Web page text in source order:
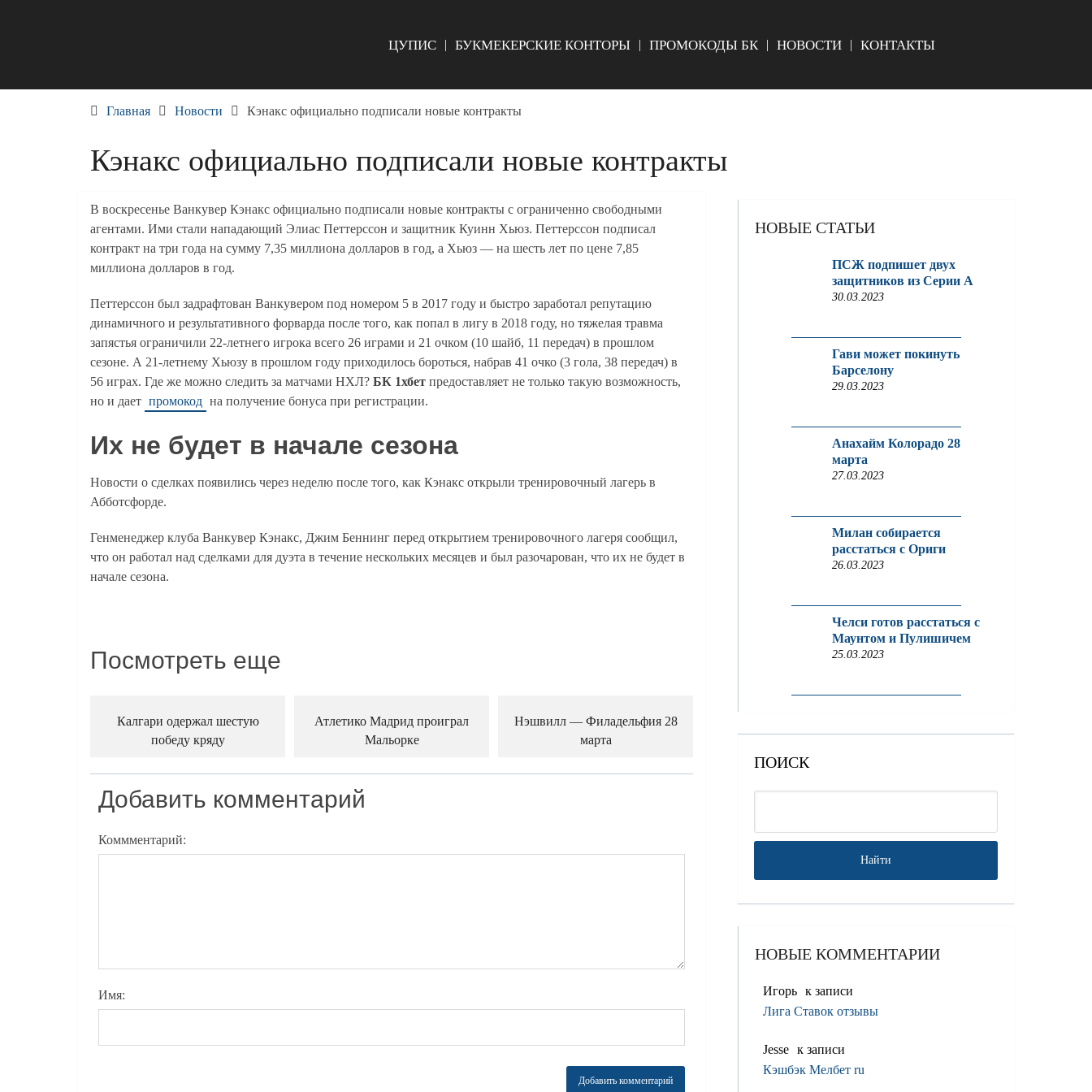
ЦУПИС БУКМЕКЕРСКИЕ КОНТОРЫ ПРОМОКОДЫ БК НОВОСТИ КОНТАКТЫ
Главная Новости Кэнакс официально подписали новые контракты
Кэнакс официально подписали новые контракты
В воскресенье Ванкувер Кэнакс официально подписали новые контракты с ограниченно свободными
агентами. Ими стали нападающий Элиас Петтерссон и защитник Куинн Хьюз. Петтерссон подписал
контракт на три года на сумму 7,35 миллиона долларов в год, а Хьюз — на шесть лет по цене 7,85
миллиона долларов в год.
Петтерссон был задрафтован Ванкувером под номером 5 в 2017 году и быстро заработал репутацию
динамичного и результативного форварда после того, как попал в лигу в 2018 году, но тяжелая травма
запястья ограничили 22-летнего игрока всего 26 играми и 21 очком (10 шайб, 11 передач) в прошлом
сезоне. А 21-летнему Хьюзу в прошлом году приходилось бороться, набрав 41 очко (3 гола, 38 передач) в
56 играх. Где же можно следить за матчами НХЛ? БК 1хбет предоставляет не только такую возможность,
но и дает промокод на получение бонуса при регистрации.
Их не будет в начале сезона
Новости о сделках появились через неделю после того, как Кэнакс открыли тренировочный лагерь в
Абботсфорде.
Генменеджер клуба Ванкувер Кэнакс, Джим Беннинг перед открытием тренировочного лагеря сообщил,
что он работал над сделками для дуэта в течение нескольких месяцев и был разочарован, что их не будет в
начале сезона.
Посмотреть еще
Калгари одержал шестую
победу кряду
Атлетико Мадрид проиграл
Мальорке
Нэшвилл — Филадельфия 28
марта
Добавить комментарий
Коммментарий:
Имя:
НОВЫЕ СТАТЬИ
ПСЖ подпишет двух
защитников из Серии A
30.03.2023
Гави может покинуть
Барселону
29.03.2023
Анахайм Колорадо 28
марта
27.03.2023
Милан собирается
расстаться с Ориги
26.03.2023
Челси готов расстаться с
Маунтом и Пулишичем
25.03.2023
ПОИСК
НОВЫЕ КОММЕНТАРИИ
Игорь к записи
Лига Ставок отзывы
Jesse к записи
Кэшбэк Мелбет ru